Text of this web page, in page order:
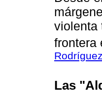
violenta
frontera
Las